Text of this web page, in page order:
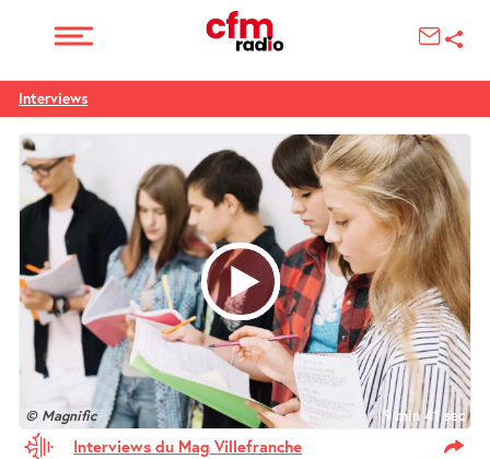
Interviews
© Magnific 9 min 41 sec
Interviews du Mag Villefranche